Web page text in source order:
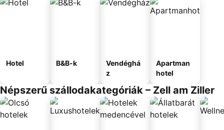
Hotel B&B-k
Vendéghá
z
Apartman
hotel
Népszerű szállodakategóriák – Zell am Ziller